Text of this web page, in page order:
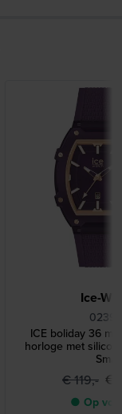
Ice-
ICE boliday 36
horloge met
Small
€ 119,- €
● Op